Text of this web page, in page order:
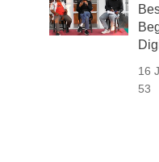
16
53